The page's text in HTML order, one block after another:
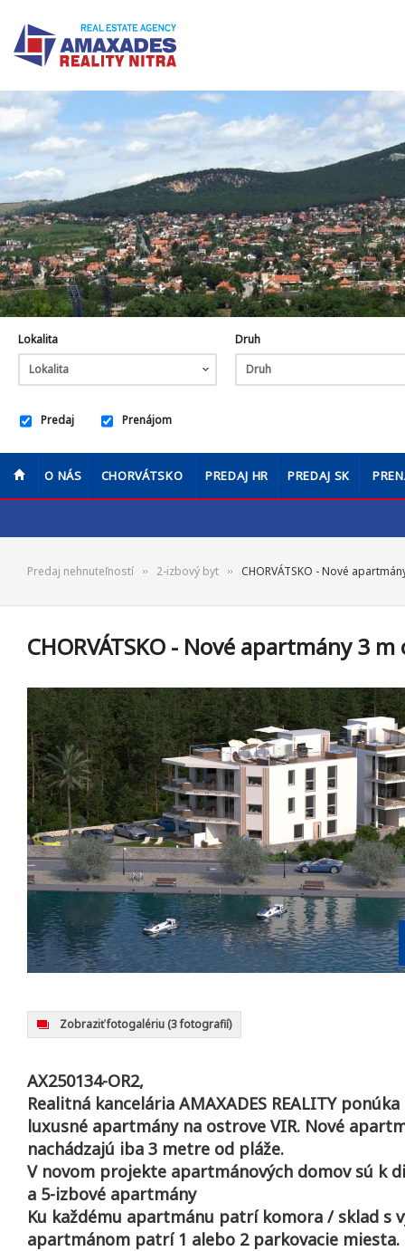
Predaj nehnuteľností 2-izbový byt CHORVÁTSKO - Nové
CHORVÁTSKO - Nové apartmány 3
Zobraziť fotogalériu (3 fotografií)
AX250134-OR2,
Realitná kancelária AMAXADES REALITY
luxusné apartmány na ostrove VIR. Nové
nachádzajú iba 3 metre od pláže.
V novom projekte apartmánových domov sú k
a 5-izbové apartmány
Ku každému apartmánu patrí komora / sklad s
apartmánom patrí 1 alebo 2 parkovacie miesta.
O NÁS CHORVÁTSKO PREDAJ HR PREDAJ SK
Lokalita
Lokalita
Druh
Druh
Predaj Prenájom